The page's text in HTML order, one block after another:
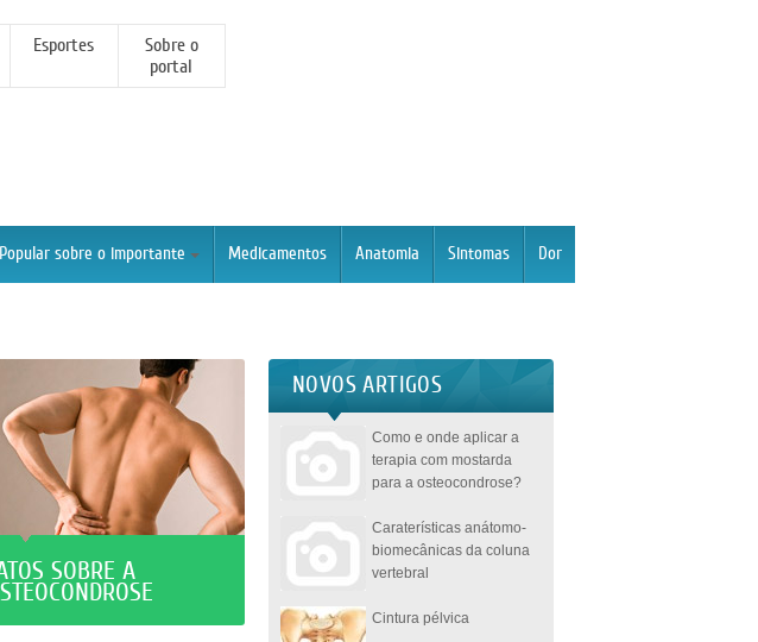
Esportes
Sobre o
portal
Popular sobre o importante Medicamentos Anatomia Sintomas Dor
SOBRE A
NOVOS ARTIGOS
Como e onde aplicar a
terapia com mostarda
para a osteocondrose?
Caraterísticas anátomo-
biomecânicas da coluna
vertebral
Cintura pélvica